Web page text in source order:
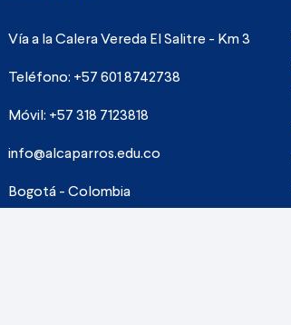
Vía a la Calera Vereda El Salitre - Km 3
Teléfono: +57 601 8742738
Móvil: +57 318 7123818
info@alcaparros.edu.co
Bogotá - Colombia